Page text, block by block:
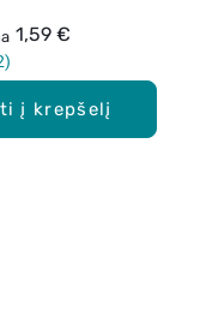
į krepšelį
1,59 €